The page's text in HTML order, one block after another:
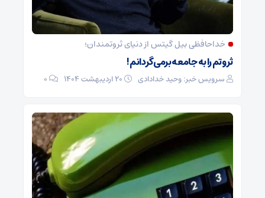
خداحافظی بیل گیتس از دنیای ثروتمندان؛
ثروتم را به جامعه برمی‌گردانم!
سرویس خبر: وحید خدادادی 0